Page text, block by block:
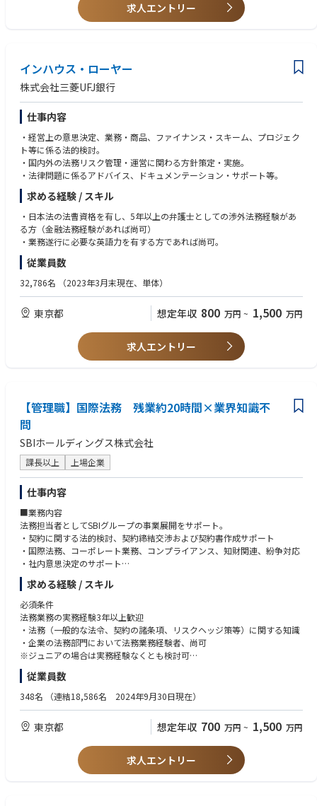
増やしていくフェーズとなっております。
（参考記事：https://kingdom-bess.com/ja/news/kingdom-mimasaka-pr
求人エントリー
インハウス・ローヤー
株式会社三菱UFJ銀行
仕事内容
・経営上の意思決定、業務・商品、ファイナンス・スキーム、プロジェク
ト等に係る法的検討。
・国内外の法務リスク管理・運営に関わる方針策定・実施。
・法律問題に係るアドバイス、ドキュメンテーション・サポート等。
求める経験 / スキル
・日本法の法曹資格を有し、5年以上の弁護士としての渉外法務経験があ
る方（金融法務経験があれば尚可）
・業務遂行に必要な英語力を有する方であれば尚可。
従業員数
32,786名 （2023年3月末現在、単体）
東京都 想定年収 800 万円 ~ 1,500 万円
求人エントリー
【管理職】国際法務 残業約20時間×業界知識不
問
SBIホールディングス株式会社
課長以上 上場企業
仕事内容
■業務内容
法務担当者としてSBIグループの事業展開をサポート。
・契約に関する法的検討、契約締結交渉および契約書作成サポート
・国際法務、コーポレート業務、コンプライアンス、知財関連、紛争対応
・社内意思決定のサポート
・その他、各種リーガルサービスの提供
業務全般職種／業務の変更範囲
当社業務全般
■今後のキャリアパス
当社法務コンプライアンス部では、若手社員であっても、積極性や適性に
務を戦略的・俯瞰的な視点をもって推進して頂きますので、高度な経験を
積みたいと願う方にとって、最高の環境であると考えております。
・当社は、多岐に及ぶ事業分野に加えて、フィンテック、ブロックチェー
グカンパニーであることから、より高度なスキルを身につけたい、新たな
やりがいを見出したいとお考えの中堅～ベテランの方々にとっても、熱意
求める経験 / スキル
必須条件
法務業務の実務経験3年以上歓迎
・法務（一般的な法令、契約の諸条項、リスクヘッジ策等）に関する知識
・企業の法務部門において法務業務経験者、尚可
※ジュニアの場合は実務経験なくとも検討可
歓迎条件
・弁護士資格
求める人物像
・自ら考えて行動し、事実関係に関する情報取集・論点の整理と分析・問
題解決に向けた提案等を行うことができる方。
・問題やトラブル解決の取り組みにおいて、社内外との円滑なコミュニケ
従業員数
348名 （連結18,586名 2024年9月30日現在）
東京都 想定年収 700 万円 ~ 1,500 万円
求人エントリー